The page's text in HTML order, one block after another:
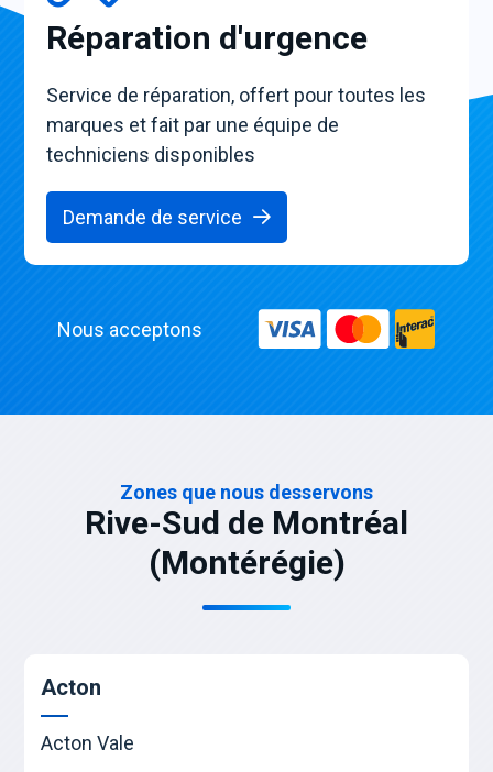
Réparation d'urgence
Service de réparation, offert pour toutes les
marques et fait par une équipe de
techniciens disponibles
Demande de service
Nous acceptons
Zones que nous desservons
Rive-Sud de Montréal
(Montérégie)
Acton
Acton Vale